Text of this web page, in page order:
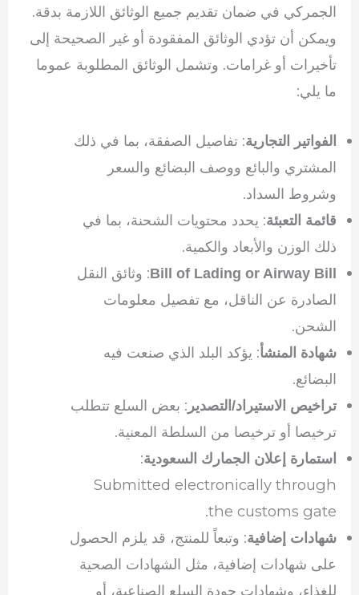
الجمركي في ضمان تقديم جميع الوثائق اللازمة بدقة.
ويمكن أن تؤدي الوثائق المفقودة أو غير الصحيحة إلى
تأخيرات أو غرامات. وتشمل الوثائق المطلوبة عموما
ما يلي:
الفواتير التجارية: تفاصيل الصفقة، بما في ذلك
المشتري والبائع ووصف البضائع والسعر
وشروط السداد.
قائمة التعبئة: يحدد محتويات الشحنة، بما في
ذلك الوزن والأبعاد والكمية.
Bill of Lading or Airway Bill: وثائق النقل
الصادرة عن الناقل، مع تفصيل معلومات
الشحن.
شهادة المنشأ: يؤكد البلد الذي صنعت فيه
البضائع.
تراخيص الاستيراد/التصدير : بعض السلع تتطلب
ترخيصا أو ترخيصا من السلطة المعنية.
استمارة إعلان الجمارك السعودية:
Submitted electronically through
the customs gate.
شهادات إضافية: وتبعاً للمنتج، قد يلزم الحصول
على شهادات إضافية، مثل الشهادات الصحية
للغذاء، وشهادات جودة السلع الصناعية، أو